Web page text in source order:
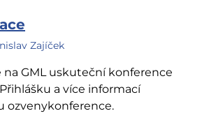
Zajíček
na GML uskuteční konference
a více informací
ozvenykonference.